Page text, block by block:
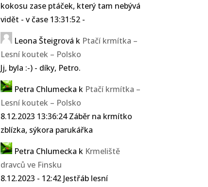
kokosu zase ptáček, který tam nebývá
vidět - v čase 13:31:52 -
Leona Šteigrová k Ptačí krmítka –
Lesní koutek – Polsko
Jj, byla :-) - díky, Petro.
Petra Chlumecka k Ptačí krmítka –
Lesní koutek – Polsko
8.12.2023 13:36:24 Záběr na krmítko
zblízka, sýkora parukářka
Petra Chlumecka k Krmeliště
dravců ve Finsku
8.12.2023 - 12:42 Jestřáb lesní